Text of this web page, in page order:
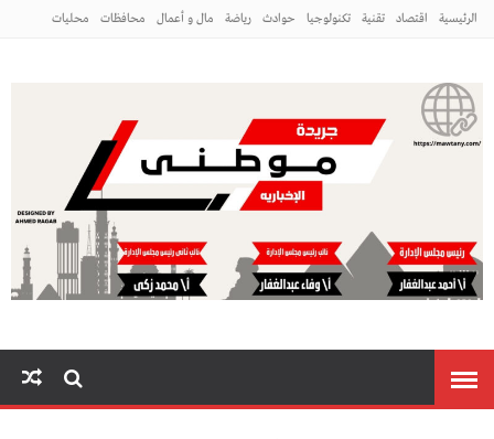
الرئيسية اقتصاد تقنية تكنولوجيا حوادث رياضة مال و أعمال محافظات محليات